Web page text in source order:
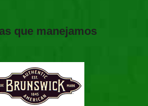
que manejamos